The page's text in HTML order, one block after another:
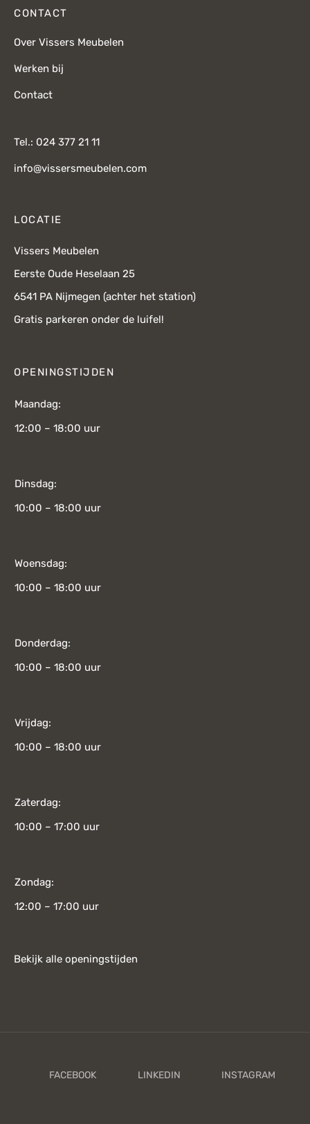
CONTACT
Over Vissers Meubelen
Werken bij
Contact
Tel.: 024 377 21 11
info@vissersmeubelen.com
LOCATIE
Vissers Meubelen
Eerste Oude Heselaan 25
6541 PA Nijmegen (achter het station)
Gratis parkeren onder de luifel!
OPENINGSTIJDEN
Maandag:
12:00 – 18:00 uur
Dinsdag:
10:00 – 18:00 uur
Woensdag:
10:00 – 18:00 uur
Donderdag:
10:00 – 18:00 uur
Vrijdag:
10:00 – 18:00 uur
Zaterdag:
10:00 – 17:00 uur
Zondag:
12:00 – 17:00 uur
Bekijk alle openingstijden